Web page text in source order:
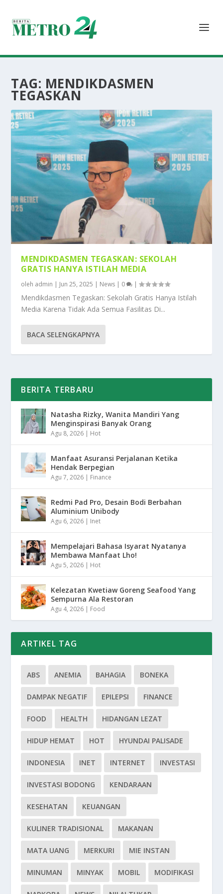
TAG: MENDIKDASMEN
TEGASKAN
MENDIKDASMEN TEGASKAN: SEKOLAH
GRATIS HANYA ISTILAH MEDIA
oleh admin | Jun 25, 2025 | News | 0 |
Mendikdasmen Tegaskan: Sekolah Gratis Hanya Istilah
Media Karena Tidak Ada Semua Fasilitas Di...
BACA SELENGKAPNYA
BERITA TERBARU
Natasha Rizky, Wanita Mandiri Yang
Menginspirasi Banyak Orang
Agu 8, 2026 | Hot
Manfaat Asuransi Perjalanan Ketika
Hendak Berpegian
Agu 7, 2026 | Finance
Redmi Pad Pro, Desain Bodi Berbahan
Aluminium Unibody
Agu 6, 2026 | Inet
Mempelajari Bahasa Isyarat Nyatanya
Membawa Manfaat Lho!
Agu 5, 2026 | Hot
Kelezatan Kwetiaw Goreng Seafood Yang
Sempurna Ala Restoran
Agu 4, 2026 | Food
ARTIKEL TAG
ABS ANEMIA BAHAGIA BONEKA
DAMPAK NEGATIF EPILEPSI FINANCE
FOOD HEALTH HIDANGAN LEZAT
HIDUP HEMAT HOT HYUNDAI PALISADE
INDONESIA INET INTERNET INVESTASI
INVESTASI BODONG KENDARAAN
KESEHATAN KEUANGAN
KULINER TRADISIONAL MAKANAN
MATA UANG MERKURI MIE INSTAN
MINUMAN MINYAK MOBIL MODIFIKASI